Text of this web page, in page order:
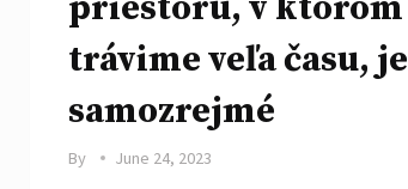
trávime veľa času, je
samozrejmé
By June 24, 2023